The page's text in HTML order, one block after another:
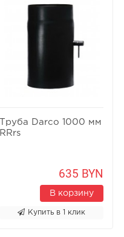
Труба Darco 1000 мм
RRrs
635 BYN
В корзину
Купить в 1 клик